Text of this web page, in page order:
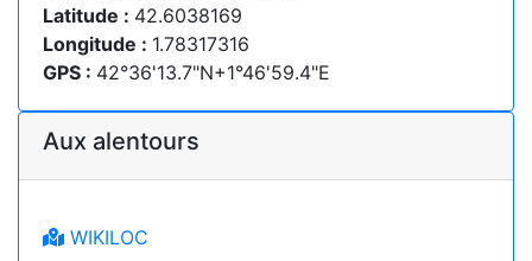
Latitude : 42.6038169
Longitude : 1.78317316
GPS : 42°36'13.7"N+1°46'59.4"E
Aux alentours
WIKILOC